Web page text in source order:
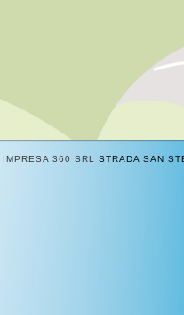
IMPRESA 360 SRL STRADA SAN